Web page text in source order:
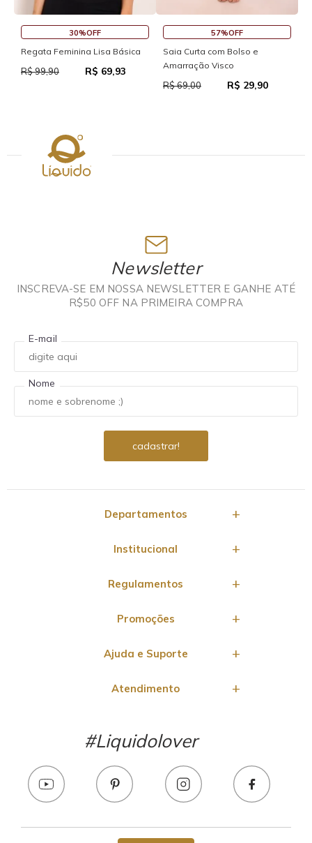
30%OFF
Regata Feminina Lisa Básica
R$ 99,90 R$ 69,93
57%OFF
Saia Curta com Bolso e
Amarração Visco
R$ 69,00 R$ 29,90
Newsletter
INSCREVA-SE EM NOSSA NEWSLETTER E GANHE ATÉ
R$50 OFF NA PRIMEIRA COMPRA
E-mail
Nome
Departamentos
Institucional
Regulamentos
Promoções
Ajuda e Suporte
Atendimento
#Liquidolover